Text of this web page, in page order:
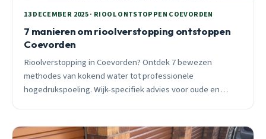
13 DECEMBER 2025 · RIOOL ONTSTOPPEN COEVORDEN
7 manieren om rioolverstopping ontstoppen
Coevorden
Rioolverstopping in Coevorden? Ontdek 7 bewezen
methodes van kokend water tot professionele
hogedrukspoeling. Wijk-specifiek advies voor oude en